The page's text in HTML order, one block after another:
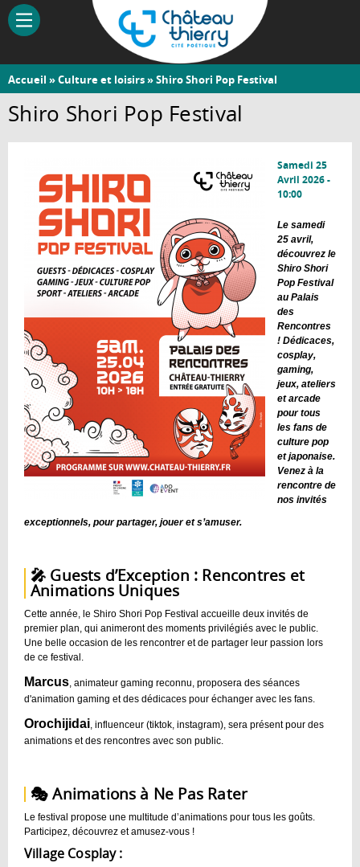
Aller
contenu
Château-
Thierry
Vous
êtes
ici
Accueil »Culture et loisirs» Shiro Shori Pop Festival
Shiro Shori Pop Festival
Samedi 25
Avril 2026 -
10:00
Le samedi
25 avril,
découvrez le
Shiro Shori
Pop Festival
au Palais
des
Rencontres
! Dédicaces,
cosplay,
gaming,
jeux, ateliers
et arcade
pour tous
les fans de
culture pop
et japonaise.
Venez à la
rencontre de
nos invités
exceptionnels, pour partager, jouer et s’amuser.
🎤 Guests d’Exception : Rencontres et
Animations Uniques
Cette année, le Shiro Shori Pop Festival accueille deux invités de
premier plan, qui animeront des moments privilégiés avec le public.
Une belle occasion de les rencontrer et de partager leur passion lors
de ce festival.
Marcus , animateur gaming reconnu, proposera des séances
d'animation gaming et des dédicaces pour échanger avec les fans.
Orochijidai , influenceur (tiktok, instagram), sera présent pour des
animations et des rencontres avec son public.
🎭 Animations à Ne Pas Rater
Le festival propose une multitude d’animations pour tous les goûts.
Participez, découvrez et amusez-vous !
Village Cosplay :